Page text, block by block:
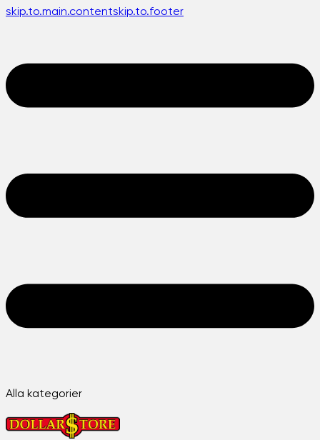
skip.to.main.contentskip.to.footer
Alla kategorier